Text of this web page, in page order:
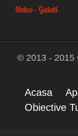
Meteo - Galati
© 2013 - 2015
Acasa
Obiective